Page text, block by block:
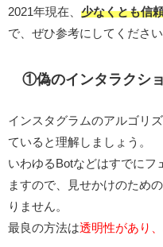
2021年現在、 少なくとも信
で、ぜひ参考にしてください
①偽のインタラクシ
インスタグラムのアルゴリ
ていると理解しましょう。
いわゆるBotなどはすでにフ
ますので、見せかけのため
りません。
最良の方法は透明性があり